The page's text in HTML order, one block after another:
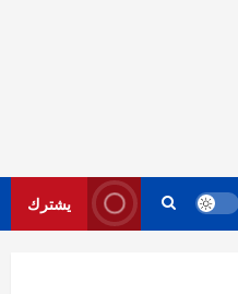
يشترك